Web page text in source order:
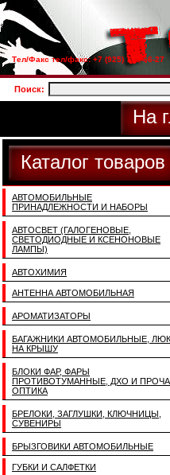
Тел/Факс тел/факс: +7 (925) 733-66-27
Поиск:
На
Каталог товаров
АВТОМОБИЛЬНЫЕ
ПРИНАДЛЕЖНОСТИ И НАБОРЫ
АВТОСВЕТ (ГАЛОГЕНОВЫЕ,
СВЕТОДИОДНЫЕ И КСЕНОНОВЫЕ
ЛАМПЫ)
АВТОХИМИЯ
АНТЕННА АВТОМОБИЛЬНАЯ
АРОМАТИЗАТОРЫ
БАГАЖНИКИ АВТОМОБИЛЬНЫЕ, ЛЮК
НА КРЫШУ
БЛОКИ ФАР, ФАРЫ
ПРОТИВОТУМАННЫЕ, ДХО И
ОПТИКА
БРЕЛОКИ, ЗАГЛУШКИ, КЛЮЧНИЦЫ,
СУВЕНИРЫ
БРЫЗГОВИКИ АВТОМОБИЛЬНЫЕ
ГУБКИ И САЛФЕТКИ